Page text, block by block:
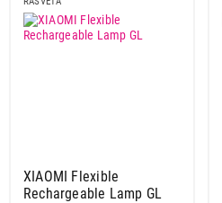
siva
XIAOMI Flexible
Rechargeable Lamp GL